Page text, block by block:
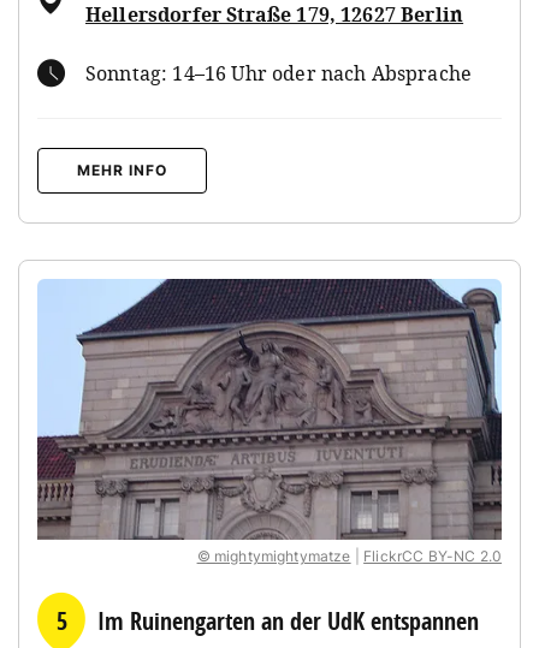
Hellersdorfer Straße 179, 12627 Berlin
Sonntag: 14–16 Uhr oder nach Absprache
MEHR INFO
© mightymightymatze FlickrCC BY-NC 2.0
5 Im Ruinengarten an der UdK entspannen